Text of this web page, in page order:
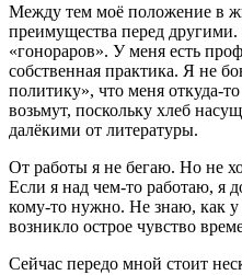
Между тем моё положение в
преимущества перед
«гонораров». У меня есть
собственная практика. Я не
политику», что меня откуда-
возьмут, поскольку хлеб
далёкими от литературы.
От работы я не бегаю. Но не
Если я над чем-то работаю, я
кому-то нужно. Не знаю, как у
возникло острое чувство
Сейчас передо мной стоит